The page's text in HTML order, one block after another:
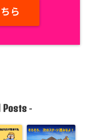
ら
Posts-